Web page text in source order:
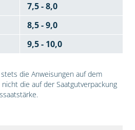
7,5 - 8,0
8,5 - 9,0
9,5 - 10,0
die Anweisungen auf dem
die auf der Saatgutverpackung